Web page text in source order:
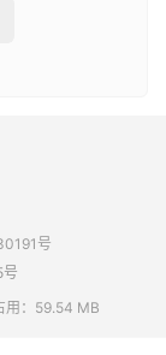
号
用：59.54 MB